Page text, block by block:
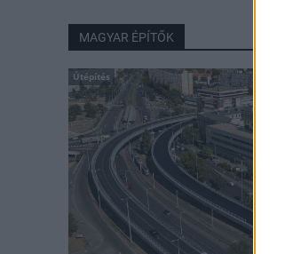
MAGYAR ÉPÍTŐK
Útépítés